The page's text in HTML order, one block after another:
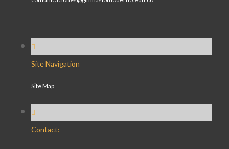
Site Navigation
Site Map
Contact: